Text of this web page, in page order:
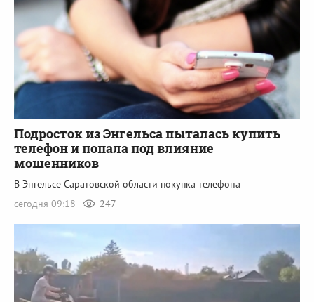
Подросток из Энгельса пыталась купить
телефон и попала под влияние
мошенников
В Энгельсе Саратовской области покупка телефона
сегодня 09:18
247